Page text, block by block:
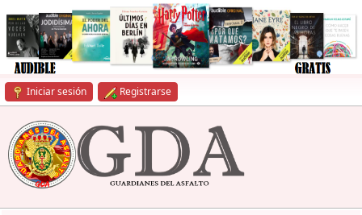
Iniciar sesión Registrarse